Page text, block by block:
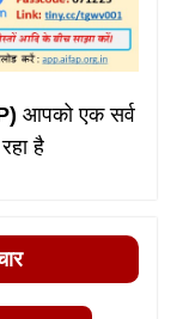
आपको एक सर्व
है